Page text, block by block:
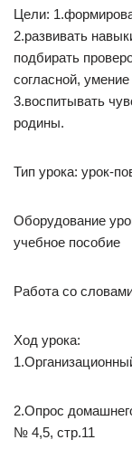
Цели:
2.развивать
подбирать
согласной,
3.воспитывать
родины.
Тип урока: урок-
Оборудование
учебное пособие
Работа со
Ход урока:
2.Опрос
№ 4,5, стр.11